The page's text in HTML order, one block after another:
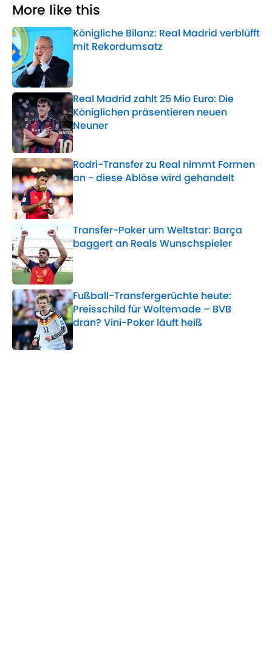
More like this
Königliche Bilanz: Real Madrid verblüfft
mit Rekordumsatz
Real Madrid zahlt 25 Mio Euro: Die
Königlichen präsentieren neuen
Neuner
Published by on Invalid Date
Rodri-Transfer zu Real nimmt Formen
an - diese Ablöse wird gehandelt
Published by on Invalid Date
Transfer-Poker um Weltstar: Barça
baggert an Reals Wunschspieler
Published by on Invalid Date
Fußball-Transfergerüchte heute:
Preisschild für Woltemade – BVB
dran? Vini-Poker läuft heiß